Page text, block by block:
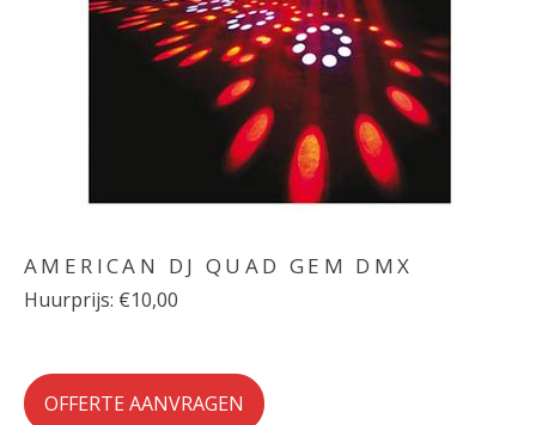
AMERICAN DJ QUAD GEM DMX
Huurprijs: €10,00
OFFERTE AANVRAGEN